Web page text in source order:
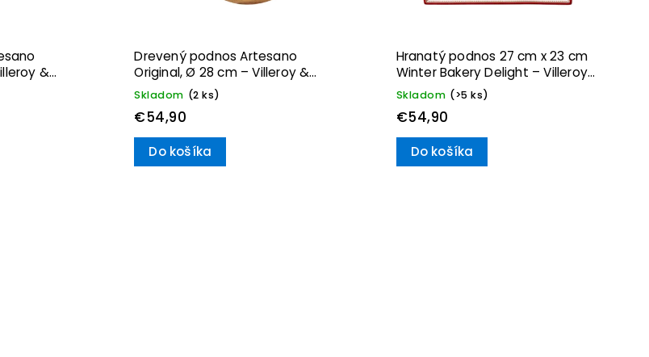
&
Drevený podnos Artesano
Original, Ø 28 cm – Villeroy &
Boch
Skladom (2 ks)
€54,90
Do košíka
Hranatý podnos 27 cm x 23 cm
Winter Bakery Delight – Villeroy
& Boch
Skladom (>5 ks)
€54,90
Do košíka